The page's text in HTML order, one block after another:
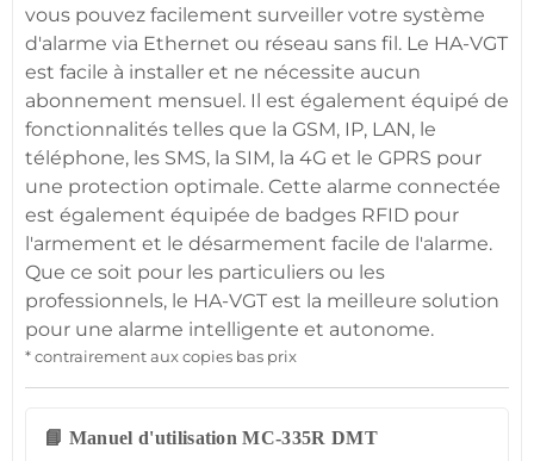
vous pouvez facilement surveiller votre système
d'alarme via Ethernet ou réseau sans fil. Le HA-VGT
est facile à installer et ne nécessite aucun
abonnement mensuel. Il est également équipé de
fonctionnalités telles que la GSM, IP, LAN, le
téléphone, les SMS, la SIM, la 4G et le GPRS pour
une protection optimale. Cette alarme connectée
est également équipée de badges RFID pour
l'armement et le désarmement facile de l'alarme.
Que ce soit pour les particuliers ou les
professionnels, le HA-VGT est la meilleure solution
pour une alarme intelligente et autonome.
* contrairement aux copies bas prix
📘 Manuel d'utilisation MC-335R DMT